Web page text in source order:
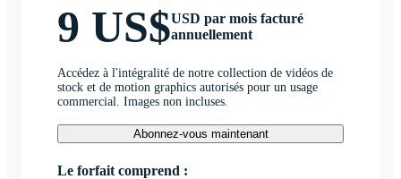
9 US$USD par mois facturé
annuellement
Accédez à l'intégralité de notre collection de vidéos de
stock et de motion graphics autorisés pour un usage
commercial. Images non incluses.
Abonnez-vous maintenant
Le forfait comprend :